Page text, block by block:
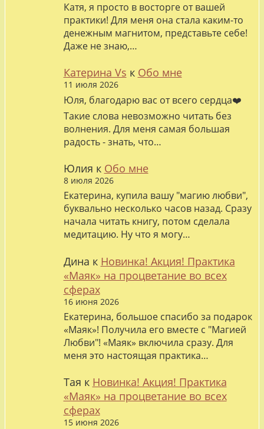
Катя, я просто в восторге от вашей
практики! Для меня она стала каким-то
денежным магнитом, представьте себе!
Даже не знаю,…
Катерина Vs к Обо мне
11 июля 2026
Юля, благодарю вас от всего сердца❤️
Такие слова невозможно читать без
волнения. Для меня самая большая
радость - знать, что…
Юлия к Обо мне
8 июля 2026
Екатерина, купила вашу "магию любви",
буквально несколько часов назад. Сразу
начала читать книгу, потом сделала
медитацию. Ну что я могу…
Дина к Новинка! Акция! Практика
«Маяк» на процветание во всех
сферах
16 июня 2026
Екатерина, большое спасибо за подарок
«Маяк»! Получила его вместе с "Магией
Любви"! «Маяк» включила сразу. Для
меня это настоящая практика…
Тая к Новинка! Акция! Практика
«Маяк» на процветание во всех
сферах
15 июня 2026